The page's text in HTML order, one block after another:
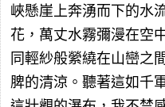
峽懸崖上奔湧而下的水
花，萬丈水霧彌漫在空
同輕紗般縈繞在山巒之
脾的清涼。聽著這如千